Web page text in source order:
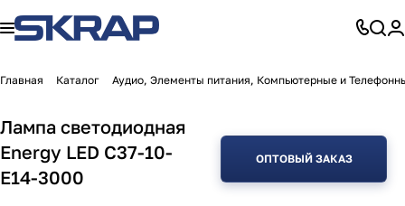
Главная Каталог Аудио, Элементы питания, Компьютерные и
Лампа светодиодная
Energy LED С37-10-
E14-3000
ОПТОВЫЙ ЗАКАЗ